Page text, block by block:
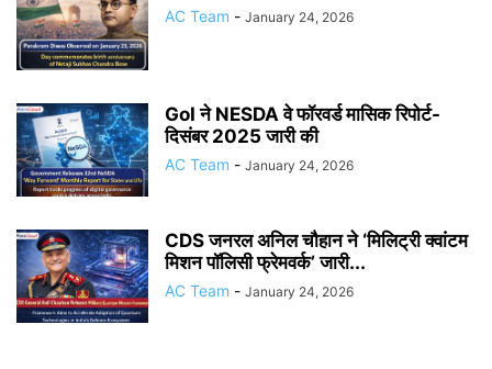
AC Team - January 24, 2026
GoI ने NESDA वे फॉरवर्ड मासिक रिपोर्ट-
दिसंबर 2025 जारी की
AC Team - January 24, 2026
CDS जनरल अनिल चौहान ने ‘मिलिट्री क्वांटम
मिशन पॉलिसी फ्रेमवर्क’ जारी...
AC Team - January 24, 2026